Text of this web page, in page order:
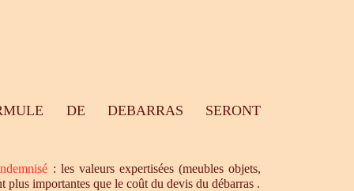
DE DEBARRAS SERONT
: les valeurs expertisées (meubles objets,
plus importantes que le coût du devis du débarras .